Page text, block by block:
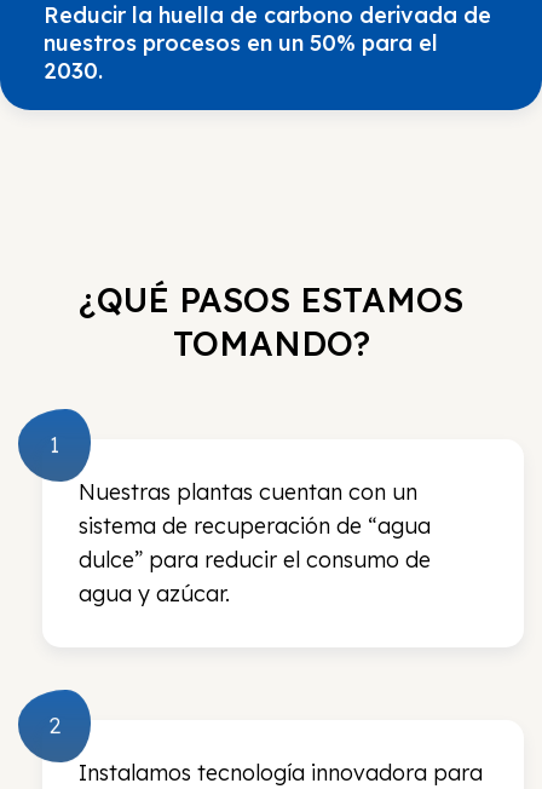
Reducir la huella de carbono derivada de
nuestros procesos en un 50% para el
2030.
¿QUÉ PASOS ESTAMOS
TOMANDO?
Nuestras plantas cuentan con un
sistema de recuperación de “agua
dulce” para reducir el consumo de
agua y azúcar.
Instalamos tecnología innovadora para